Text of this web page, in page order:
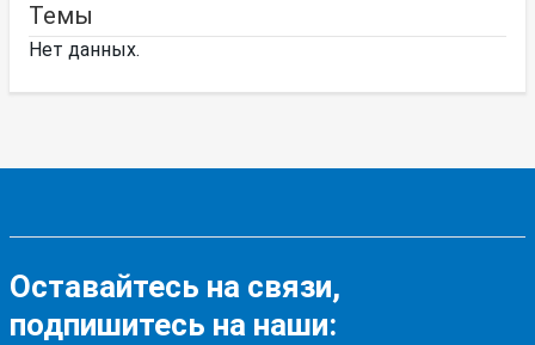
Темы
Нет данных.
Оставайтесь на связи,
подпишитесь на наши: